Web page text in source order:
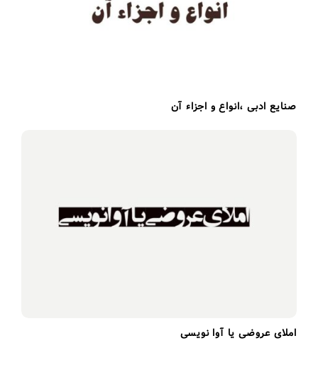
صنایع ادبی ،انواع و اجزاء آن
املای عروضی یا آوا نویسی